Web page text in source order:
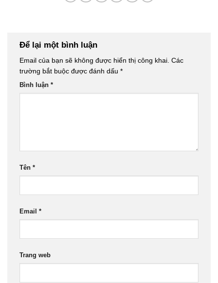
Để lại một bình luận
Email của bạn sẽ không được hiển thị công khai. Các
trường bắt buộc được đánh dấu *
Bình luận *
Tên *
Email *
Trang web